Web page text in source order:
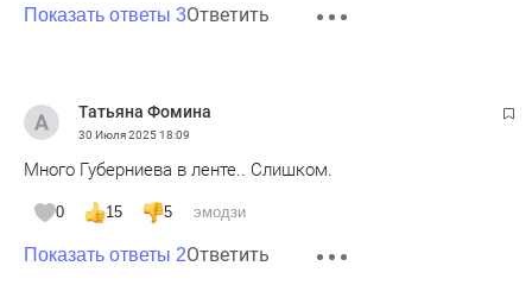
Показать ответы 3Ответить
Татьяна Фомина
30 Июля 202518:09
Много Губерниева в ленте.. Слишком.
0 15 5 эмодзи
Показать ответы 2Ответить